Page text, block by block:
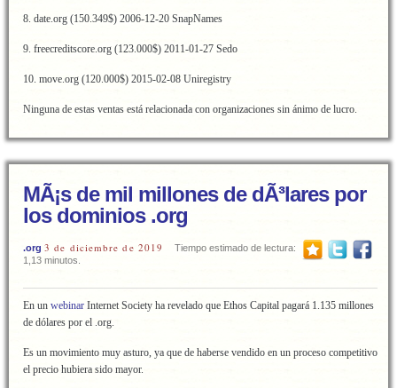
8. date.org (150.349$) 2006-12-20 SnapNames
9. freecreditscore.org (123.000$) 2011-01-27 Sedo
10. move.org (120.000$) 2015-02-08 Uniregistry
Ninguna de estas ventas está relacionada con organizaciones sin ánimo de lucro.
MÃ¡s de mil millones de dÃ³lares por
los dominios .org
.org 3 de diciembre de 2019
Tiempo estimado de lectura:
1,13 minutos.
En un webinar Internet Society ha revelado que Ethos Capital pagará 1.135 millones
de dólares por el .org.
Es un movimiento muy asturo, ya que de haberse vendido en un proceso competitivo
el precio hubiera sido mayor.